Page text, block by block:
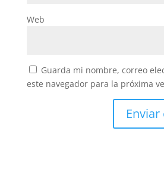
Web
Guarda mi nombre, correo
este navegador para la próxima